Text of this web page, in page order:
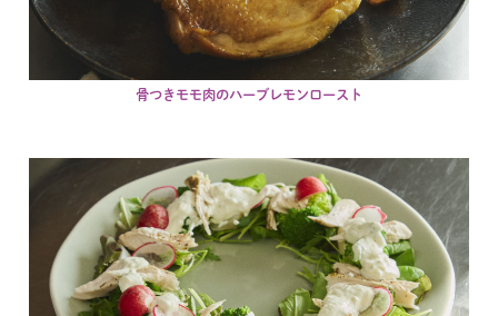
骨つきモモ肉のハーブレモンロースト